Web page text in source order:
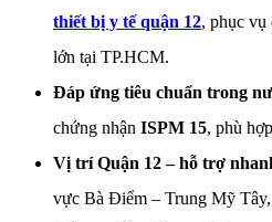
thiết bị y tế quận 12, phục vụ
lớn tại TP.HCM.
Đáp ứng tiêu chuẩn trong
chứng nhận ISPM 15, phù
Vị trí Quận 12 – hỗ trợ
vực Bà Điểm – Trung Mỹ Tây,